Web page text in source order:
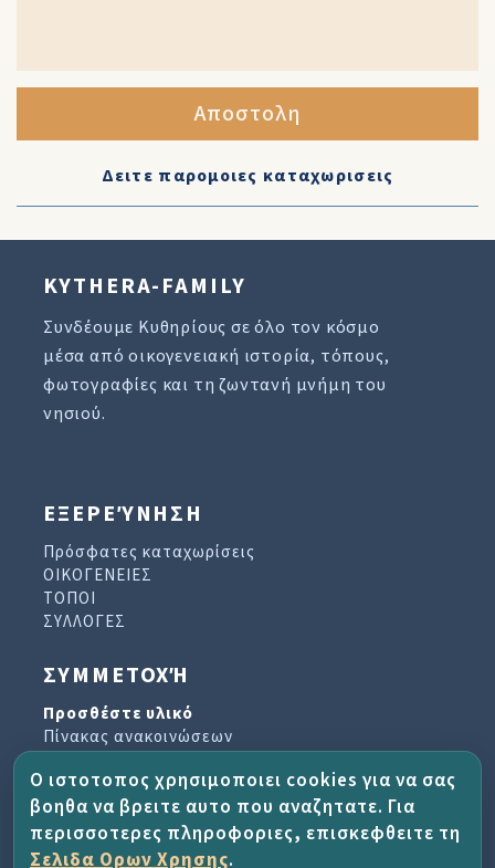
Αποστολη
Δειτε παρομοιες καταχωρισεις
KYTHERA-FAMILY
Συνδέουμε Κυθηρίους σε όλο τον κόσμο
μέσα από οικογενειακή ιστορία, τόπους,
φωτογραφίες και τη ζωντανή μνήμη του
νησιού.
ΕΞΕΡΕΎΝΗΣΗ
Πρόσφατες καταχωρίσεις
ΟΙΚΟΓΕΝΕΙΕΣ
ΤΟΠΟΙ
ΣΥΛΛΟΓΕΣ
ΣΥΜΜΕΤΟΧΉ
Προσθέστε υλικό
Πίνακας ανακοινώσεων
Αρχείο ενημερωτικών δελτίων
ΈΡΓΟ ΚΑΙ ΒΟΉΘΕΙΑ
Ο ιστοτοπος χρησιμοποιει cookies για να σας
βοηθα να βρειτε αυτο που αναζητατε. Για
περισσοτερες πληροφοριες, επισκεφθειτε τη
Σελιδα Ορων Χρησης.